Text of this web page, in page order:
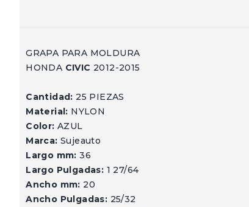
GRAPA PARA MOLDURA
HONDA CIVIC 2012-2015
Cantidad: 25 PIEZAS
Material: NYLON
Color: AZUL
Marca: Sujeauto
Largo mm:36
Largo Pulgadas: 1 27/64
Ancho mm: 20
Ancho Pulgadas: 25/32